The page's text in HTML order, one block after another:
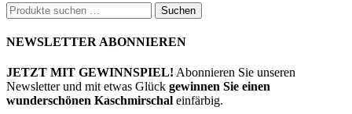
Suchen
nach:
Suchen
NEWSLETTER ABONNIEREN
JETZT MIT GEWINNSPIEL! Abonnieren Sie unseren
Newsletter und mit etwas Glück gewinnen Sie einen
wunderschönen Kaschmirschal einfärbig.